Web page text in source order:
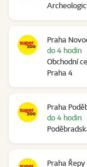
Praha
Obchodní
Praha 4
do 4 hodin
Praha
do 4 hodin
Praha Řepy